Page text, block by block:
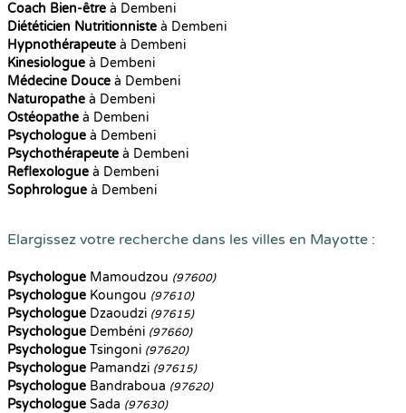
Coach Bien-être à Dembeni
Diététicien Nutritionniste à Dembeni
Hypnothérapeute à Dembeni
Kinesiologue à Dembeni
Médecine Douce à Dembeni
Naturopathe à Dembeni
Ostéopathe à Dembeni
Psychologue à Dembeni
Psychothérapeute à Dembeni
Reflexologue à Dembeni
Sophrologue à Dembeni
Elargissez votre recherche dans les villes en Mayotte :
Psychologue Mamoudzou (97600)
Psychologue Koungou (97610)
Psychologue Dzaoudzi (97615)
Psychologue Dembéni (97660)
Psychologue Tsingoni (97620)
Psychologue Pamandzi (97615)
Psychologue Bandraboua (97620)
Psychologue Sada (97630)